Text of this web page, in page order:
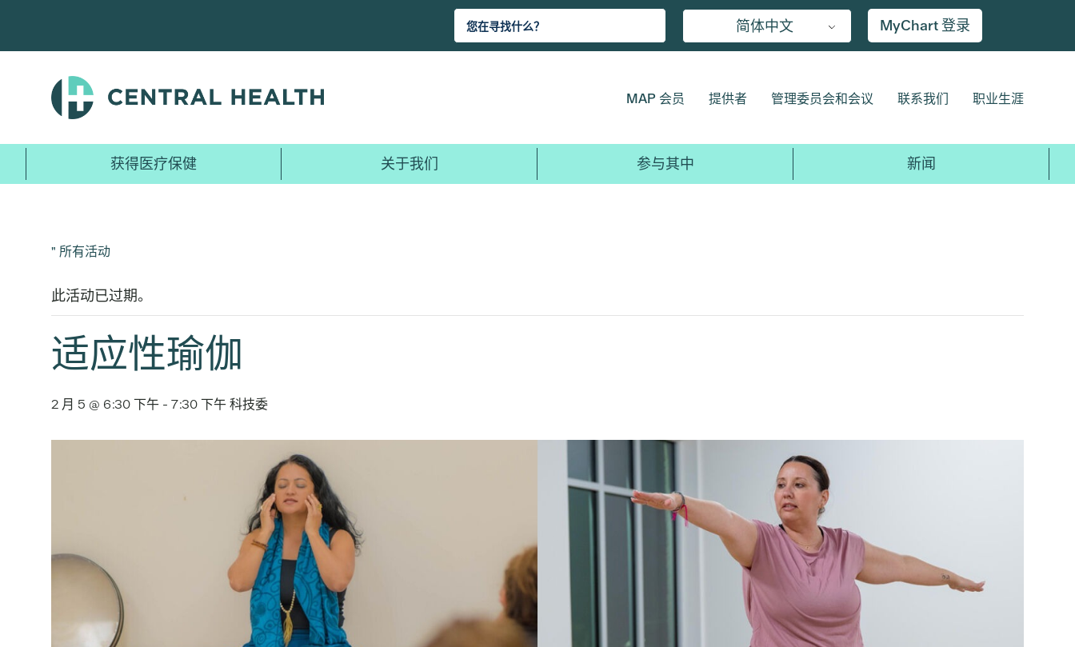
主
简体中文 MyChart 登录
MAP 会员 提供者 管理委员会和会议 联系我们 职业生涯
获得医疗保健 关于我们 参与其中 新闻
" 所有活动
此活动已过期。
适应性瑜伽
2 月 5 @ 6:30 下午 - 7:30 下午科技委